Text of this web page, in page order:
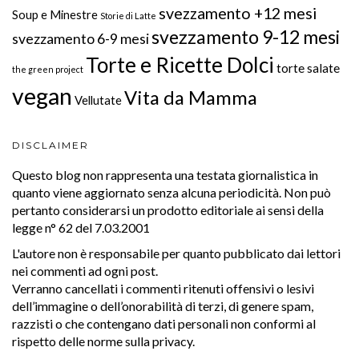
Soup e Minestre Storie di Latte svezzamento +12 mesi
svezzamento 6-9 mesisvezzamento 9-12 mesi
the green project Torte e Ricette Dolci torte salate
vegan VellutateVita da Mamma
DISCLAIMER
Questo blog non rappresenta una testata giornalistica in
quanto viene aggiornato senza alcuna periodicità. Non può
pertanto considerarsi un prodotto editoriale ai sensi della
legge n° 62 del 7.03.2001
L'autore non è responsabile per quanto pubblicato dai lettori
nei commenti ad ogni post.
Verranno cancellati i commenti ritenuti offensivi o lesivi
dell’immagine o dell’onorabilità di terzi, di genere spam,
razzisti o che contengano dati personali non conformi al
rispetto delle norme sulla privacy.